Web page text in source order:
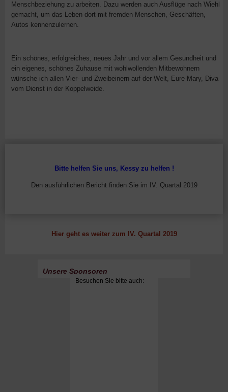
Menschbeziehung zu arbeiten. Dazu werden auch Ausflüge nach Wiehl
gemacht, um das Leben dort mit fremden Menschen, Geschäften,
Autos kennenzulernen.
Ein schönes, erfolgreiches, neues Jahr und vor allem Gesundheit und
ein eigenes, schönes Zuhause mit wohlwollenden Mitbewohnern
wünsche ich allen Vier- und Zweibeinern auf der Welt, Eure Mary, Diva
vom Dienst in der Koppelweide.
Bitte helfen Sie uns, Kessy zu helfen !
Den ausführlichen Bericht finden Sie im IV. Quartal 2019
Hier geht es weiter zum IV. Quartal 2019
Unsere Sponsoren
Besuchen Sie bitte auch: